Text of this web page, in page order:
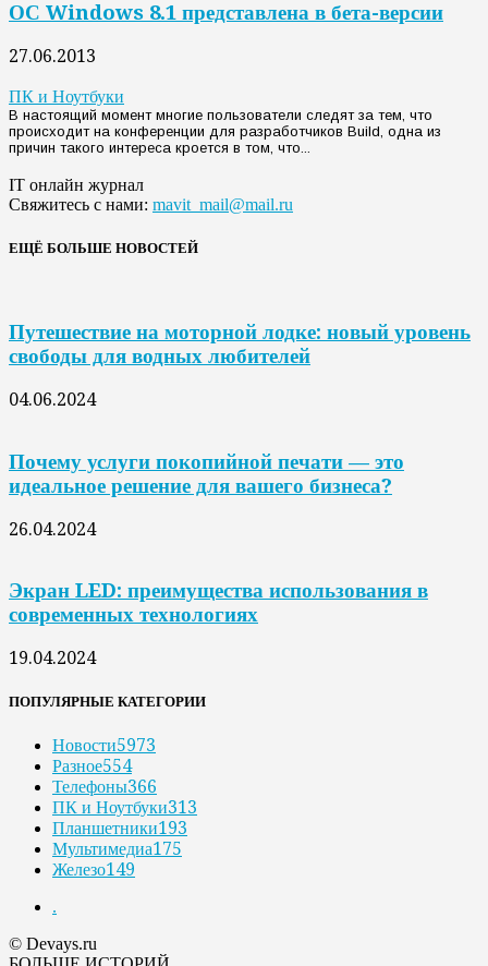
ОС Windows 8.1 представлена в бета-версии
27.06.2013
ПК и Ноутбуки
В настоящий момент многие пользователи следят за тем, что
происходит на конференции для разработчиков Build, одна из
причин такого интереса кроется в том, что...
IT онлайн журнал
Свяжитесь с нами: mavit_mail@mail.ru
ЕЩЁ БОЛЬШЕ НОВОСТЕЙ
Путешествие на моторной лодке: новый уровень
свободы для водных любителей
04.06.2024
Почему услуги покопийной печати — это
идеальное решение для вашего бизнеса?
26.04.2024
Экран LED: преимущества использования в
современных технологиях
19.04.2024
ПОПУЛЯРНЫЕ КАТЕГОРИИ
Новости5973
Разное554
Телефоны366
ПК и Ноутбуки313
Планшетники193
Мультимедиа175
Железо149
.
© Devays.ru